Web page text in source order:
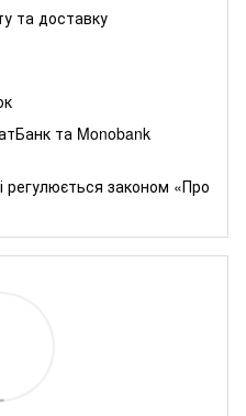
та доставку
та Monobank
регулюється законом «Про